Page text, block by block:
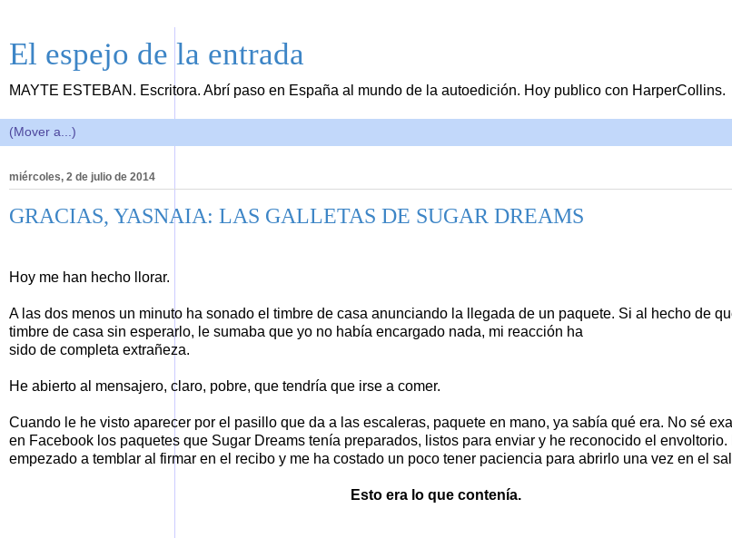
El espejo de la entrada
MAYTE ESTEBAN. Escritora. Abrí paso en España al mundo de la autoedición. Hoy publico con HarperCollins.
miércoles, 2 de julio de 2014
GRACIAS, YASNAIA: LAS GALLETAS DE SUGAR DREAMS
Hoy me han hecho llorar.
A las dos menos un minuto ha sonado el timbre de casa anunciando la llegada de un paquete. Si al hecho de
timbre de casa sin esperarlo, le sumaba que yo no había encargado nada, mi reacción ha
sido de completa extrañeza.
He abierto al mensajero, claro, pobre, que tendría que irse a comer.
Cuando le he visto aparecer por el pasillo que da a las escaleras, paquete en mano, ya sabía qué era. No sé
en Facebook los paquetes que Sugar Dreams tenía preparados, listos para enviar y he reconocido el envoltorio.
empezado a temblar al firmar en el recibo y me ha costado un poco tener paciencia para abrirlo una vez en el
Esto era lo que contenía.